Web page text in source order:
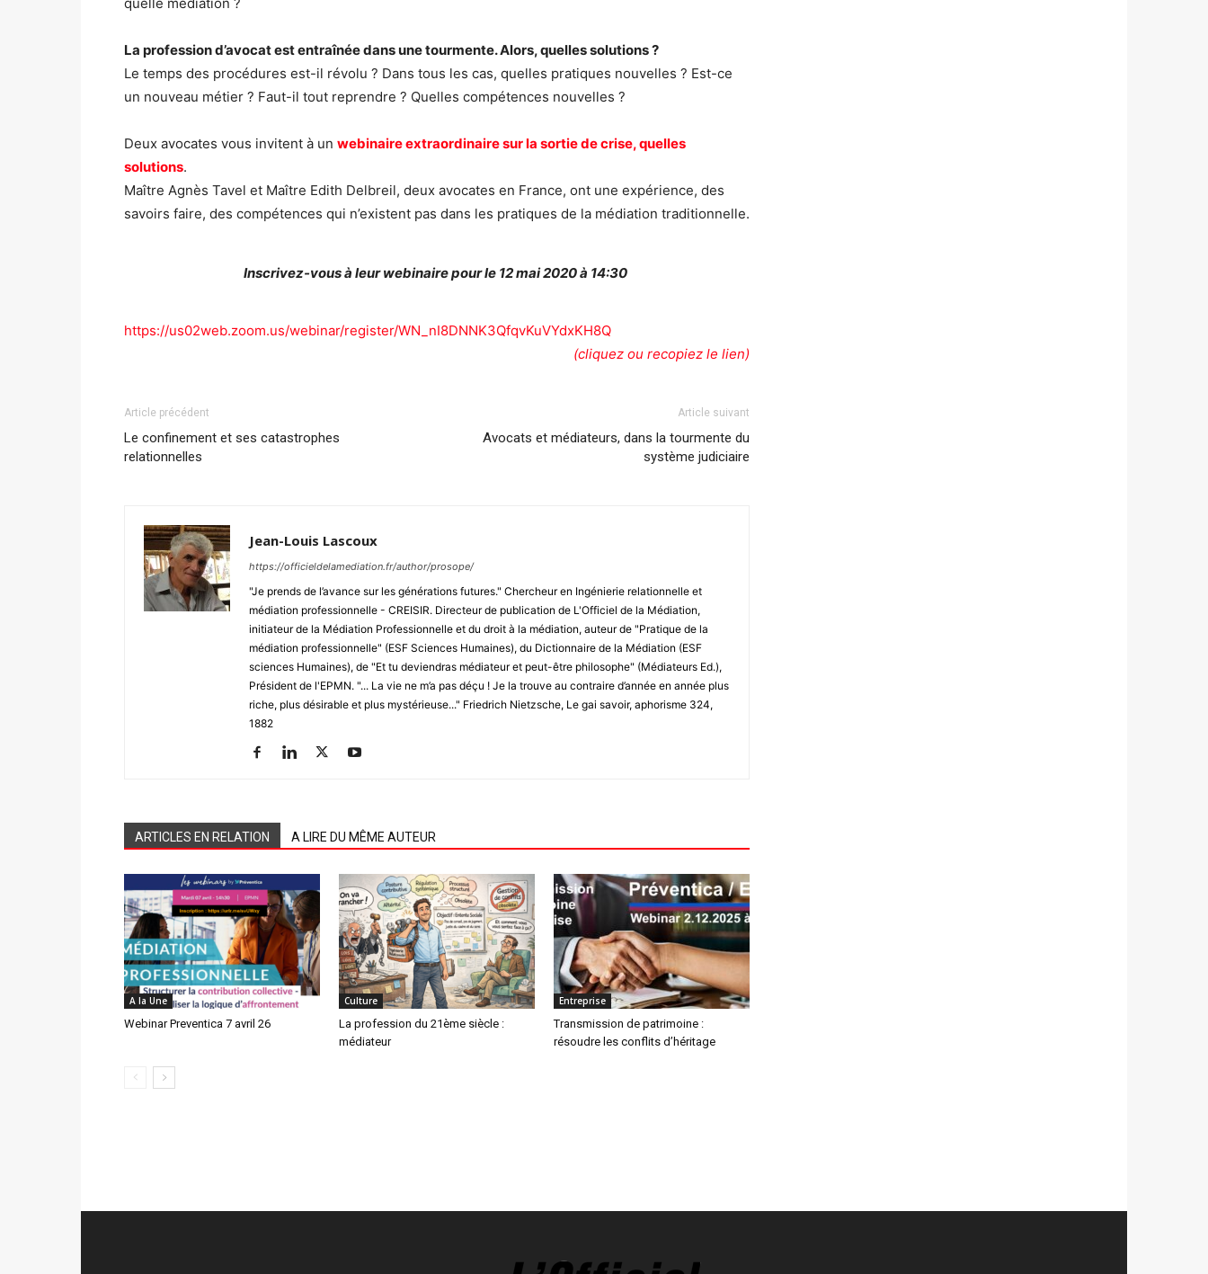
La profession d’avocat est entraînée dans une tourmente. Alors, quelles solutions ?
Le temps des procédures est-il révolu ? Dans tous les cas, quelles pratiques nouvelles ? Est-ce
un nouveau métier ? Faut-il tout reprendre ? Quelles compétences nouvelles ?
Deux avocates vous invitent à un webinaire extraordinaire sur la sortie de crise, quelles
solutions.
Maître Agnès Tavel et Maître Edith Delbreil, deux avocates en France, ont une expérience, des
savoirs faire, des compétences qui n’existent pas dans les pratiques de la médiation traditionnelle.
Inscrivez-vous à leur webinaire pour le 12 mai 2020 à 14:30
https://us02web.zoom.us/webinar/register/WN_nI8DNNK3QfqvKuVYdxKH8Q
(cliquez ou recopiez le lien)
Article précédent
Le confinement et ses catastrophes
relationnelles
Article suivant
Avocats et médiateurs, dans la tourmente du
système judiciaire
Jean-Louis Lascoux
https://officieldelamediation.fr/author/prosope/
"Je prends de l’avance sur les générations futures." Chercheur en Ingénierie relationnelle et
médiation professionnelle - CREISIR. Directeur de publication de L'Officiel de la Médiation,
initiateur de la Médiation Professionnelle et du droit à la médiation, auteur de "Pratique de la
médiation professionnelle" (ESF Sciences Humaines), du Dictionnaire de la Médiation (ESF
sciences Humaines), de "Et tu deviendras médiateur et peut-être philosophe" (Médiateurs Ed.),
Président de l'EPMN. "... La vie ne m’a pas déçu ! Je la trouve au contraire d’année en année plus
riche, plus désirable et plus mystérieuse..." Friedrich Nietzsche, Le gai savoir, aphorisme 324,
1882
ARTICLES EN RELATION A LIRE DU MÊME AUTEUR
A la Une
Webinar Preventica 7 avril 26
Culture
La profession du 21ème siècle :
médiateur
Entreprise
Transmission de patrimoine :
résoudre les conflits d’héritage